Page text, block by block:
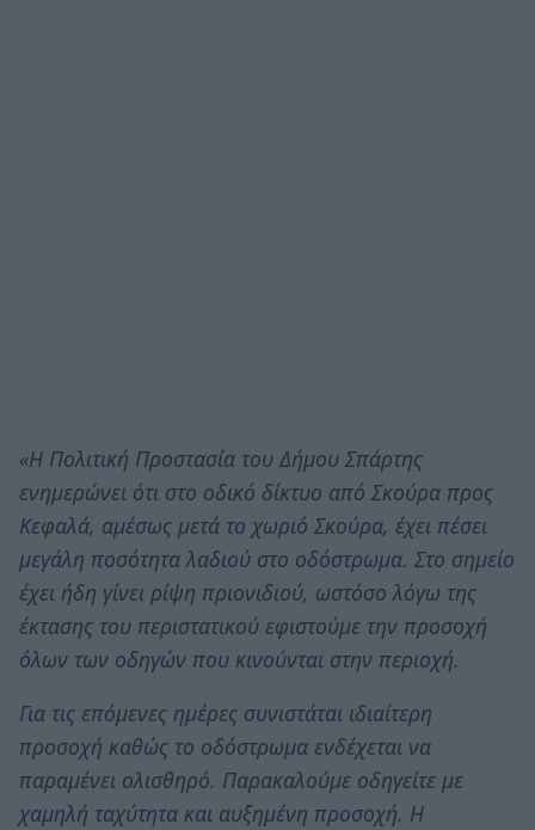
«Η Πολιτική Προστασία του Δήμου Σπάρτης
ενημερώνει ότι στο οδικό δίκτυο από Σκούρα προς
Κεφαλά, αμέσως μετά το χωριό Σκούρα, έχει πέσει
μεγάλη ποσότητα λαδιού στο οδόστρωμα. Στο σημείο
έχει ήδη γίνει ρίψη πριονιδιού, ωστόσο λόγω της
έκτασης του περιστατικού εφιστούμε την προσοχή
όλων των οδηγών που κινούνται στην περιοχή.
Για τις επόμενες ημέρες συνιστάται ιδιαίτερη
προσοχή καθώς το οδόστρωμα ενδέχεται να
παραμένει ολισθηρό. Παρακαλούμε οδηγείτε με
χαμηλή ταχύτητα και αυξημένη προσοχή. Η